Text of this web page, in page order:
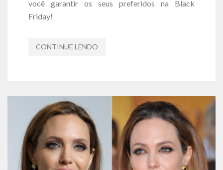
você garantir os seus preferidos na Black
Friday!
CONTINUE LENDO